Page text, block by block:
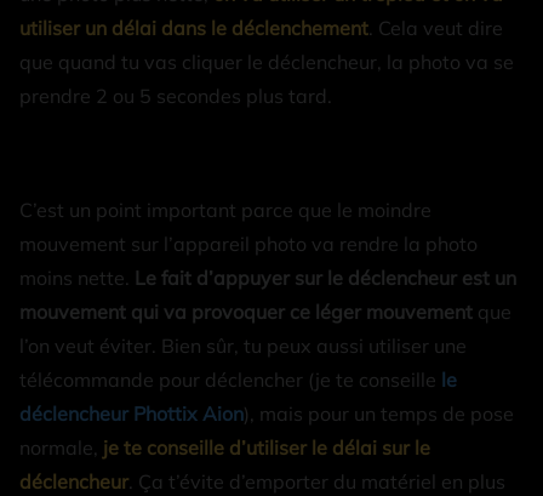
utiliser un délai dans le déclenchement . Cela veut dire
que quand tu vas cliquer le déclencheur, la photo va se
prendre 2 ou 5 secondes plus tard.
C’est un point important parce que le moindre
mouvement sur l’appareil photo va rendre la photo
moins nette. Le fait d’appuyer sur le déclencheur est un
mouvement qui va provoquer ce léger mouvement que
l’on veut éviter. Bien sûr, tu peux aussi utiliser une
télécommande pour déclencher (je te conseille le
déclencheur Phottix Aion), mais pour un temps de pose
normale, je te conseille d’utiliser le délai sur le
déclencheur. Ça t’évite d’emporter du matériel en plus